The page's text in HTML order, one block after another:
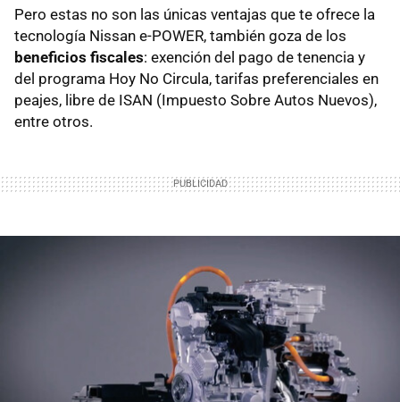
Pero estas no son las únicas ventajas que te ofrece la
tecnología Nissan e-POWER, también goza de los
beneficios fiscales: exención del pago de tenencia y
del programa Hoy No Circula, tarifas preferenciales en
peajes, libre de ISAN (Impuesto Sobre Autos Nuevos),
entre otros.